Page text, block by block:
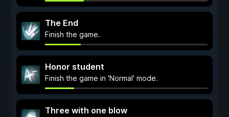
The End
Finish the game.
Honor student
Finish the game in 'Normal' mode.
Three with one blow